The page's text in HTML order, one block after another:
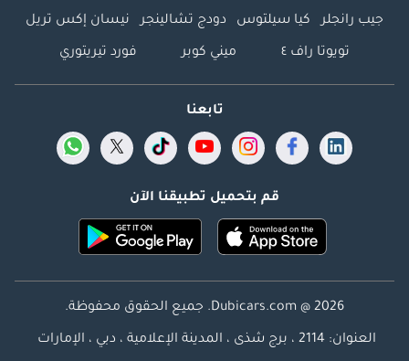
جيب رانجلر كيا سيلتوس دودج تشالينجر نيسان إكس تريل
تويوتا راف ٤ ميني كوبر فورد تيريتوري
تابعنا
قم بتحميل تطبيقنا الآن
Dubicars.com @ 2026. جميع الحقوق محفوظة.
العنوان: 2114 ، برج شذى ، المدينة الإعلامية ، دبي ، الإمارات